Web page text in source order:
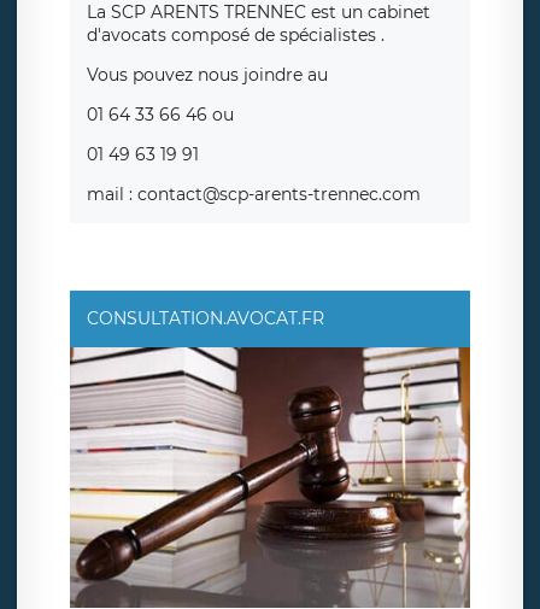
La SCP ARENTS TRENNEC est un cabinet
d'avocats composé de spécialistes .
Vous pouvez nous joindre au
01 64 33 66 46 ou
01 49 63 19 91
mail : contact@scp-arents-trennec.com
CONSULTATION.AVOCAT.FR